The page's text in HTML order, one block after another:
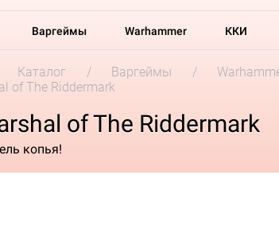
Варгеймы Warhammer ККИ
Каталог Варгеймы
of The Riddermark
of The Riddermark
копья!